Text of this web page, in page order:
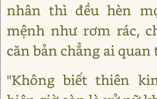
nhân thì đều hèn
mệnh như rơm rác,
căn bản chẳng ai quan
"Không biết thiên